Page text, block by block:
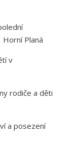
Planá
v
rodiče a děti
a posezení